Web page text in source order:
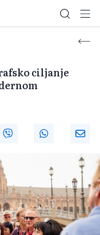
ciljanje